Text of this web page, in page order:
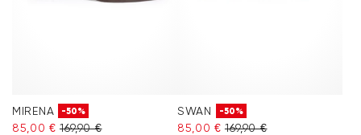
MIRENA -50%
85,00 € 169,90 €
SWAN -50%
85,00 € 169,90 €